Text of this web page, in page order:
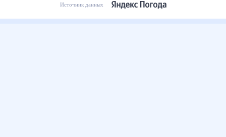
Источник данных